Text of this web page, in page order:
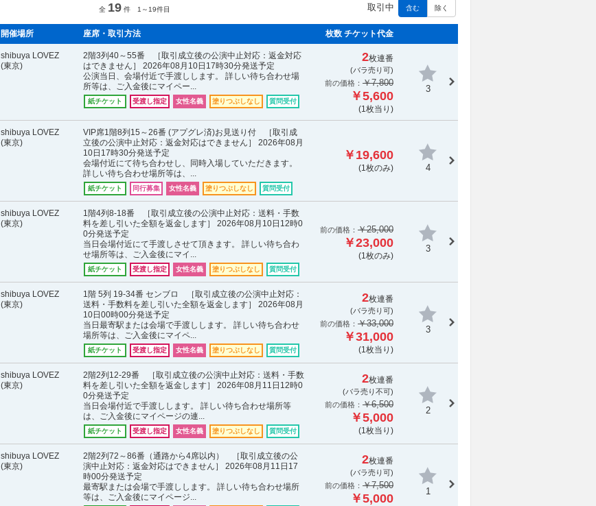
取引中 含む 除く
全 19 件 1～19件目
開催場所 座席・取引方法 枚数 チケット代金
shibuya LOVEZ
(東京)
2階3列40～55番 ［取引成立後の公演中止対応：返金対応
はできません］ 2026年08月10日17時30分発送予定
公演当日、会場付近で手渡しします。 詳しい待ち合わせ場
所等は、ご入金後にマイペー...
紙チケット 受渡し指定 女性名義 塗りつぶしなし 質問受付
2枚連番
(バラ売り可)
前の価格： ￥7,800
￥5,600
(1枚当り)
3
shibuya LOVEZ
(東京)
VIP席1階8列15～26番 (アプグレ済)お見送り付 ［取引成
立後の公演中止対応：返金対応はできません］ 2026年08月
10日17時30分発送予定
会場付近にて待ち合わせし、同時入場していただきます。
詳しい待ち合わせ場所等は、...
紙チケット 同行募集 女性名義 塗りつぶしなし 質問受付
￥19,600
(1枚のみ) 4
shibuya LOVEZ
(東京)
1階4列8-18番 ［取引成立後の公演中止対応：送料・手数
料を差し引いた全額を返金します］ 2026年08月10日12時0
0分発送予定
当日会場付近にて手渡しさせて頂きます。 詳しい待ち合わ
せ場所等は、ご入金後にマイ...
紙チケット 受渡し指定 女性名義 塗りつぶしなし 質問受付
前の価格： ￥25,000
￥23,000
(1枚のみ)
3
shibuya LOVEZ
(東京)
1階 5列 19-34番 センブロ ［取引成立後の公演中止対応：
送料・手数料を差し引いた全額を返金します］ 2026年08月
10日00時00分発送予定
当日最寄駅または会場で手渡しします。 詳しい待ち合わせ
場所等は、ご入金後にマイペ...
紙チケット 受渡し指定 女性名義 塗りつぶしなし 質問受付
2枚連番
(バラ売り可)
前の価格： ￥33,000
￥31,000
(1枚当り)
3
shibuya LOVEZ
(東京)
2階2列12-29番 ［取引成立後の公演中止対応：送料・手数
料を差し引いた全額を返金します］ 2026年08月11日12時0
0分発送予定
当日会場付近で手渡しします。 詳しい待ち合わせ場所等
は、ご入金後にマイページの連...
紙チケット 受渡し指定 女性名義 塗りつぶしなし 質問受付
2枚連番
(バラ売り不可)
前の価格： ￥6,500
￥5,000
(1枚当り)
2
shibuya LOVEZ
(東京)
2階2列72～86番（通路から4席以内） ［取引成立後の公
演中止対応：返金対応はできません］ 2026年08月11日17
時00分発送予定
最寄駅または会場で手渡しします。 詳しい待ち合わせ場所
等は、ご入金後にマイページ...
2枚連番
(バラ売り可)
前の価格： ￥7,500
￥5,000
1